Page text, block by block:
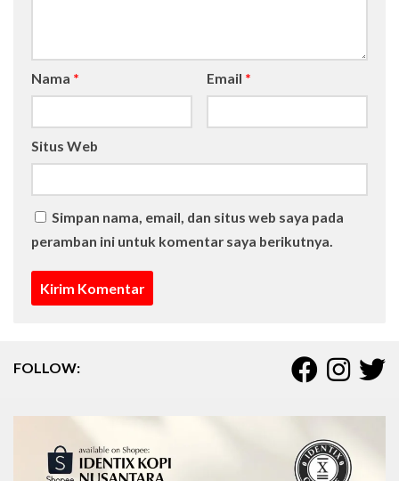
Nama * Email *
Situs Web
Simpan nama, email, dan situs web saya pada
peramban ini untuk komentar saya berikutnya.
FOLLOW: